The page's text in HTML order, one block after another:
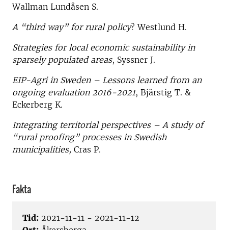
Wallman Lundåsen S.
A “third way” for rural policy? Westlund H.
Strategies for local economic sustainability in
sparsely populated areas, Syssner J.
EIP-Agri in Sweden – Lessons learned from an
ongoing evaluation 2016-2021, Bjärstig T. &
Eckerberg K.
Integrating territorial perspectives – A study of
“rural proofing” processes in Swedish
municipalities, Cras P.
Fakta
Tid: 2021-11-11 - 2021-11-12